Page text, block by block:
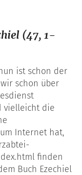
(47, 1-
ist schon der
schon über
vielleicht die
Internet hat,
finden
Buch Ezechiel